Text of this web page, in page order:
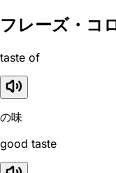
フレーズ・コ
taste of
の味
good taste